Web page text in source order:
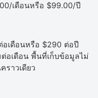
เดือนหรือ $99.00/ปี
อเดือนหรือ $290 ต่อปี
อเดือน พื้นที่เก็บข้อมูลไม่
ราวเดียว